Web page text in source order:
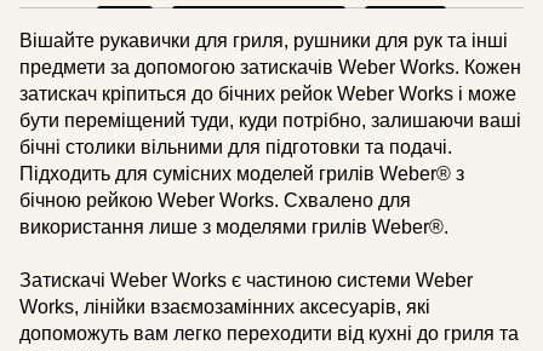
Вішайте рукавички для гриля, рушники для рук та інші
предмети за допомогою затискачів Weber Works. Кожен
затискач кріпиться до бічних рейок Weber Works і може
бути переміщений туди, куди потрібно, залишаючи ваші
бічні столики вільними для підготовки та подачі.
Підходить для сумісних моделей грилів Weber® з
бічною рейкою Weber Works. Схвалено для
використання лише з моделями грилів Weber®.
Затискачі Weber Works є частиною системи Weber
Works, лінійки взаємозамінних аксесуарів, які
допоможуть вам легко переходити від кухні до гриля та